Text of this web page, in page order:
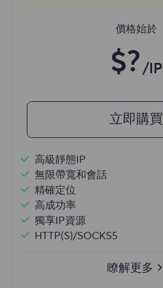
價格始於
$? /IP
立即購買
高級靜態IP
無限帶寬和會話
精確定位
高成功率
獨享IP資源
HTTP(S)/SOCKS5
瞭解更多